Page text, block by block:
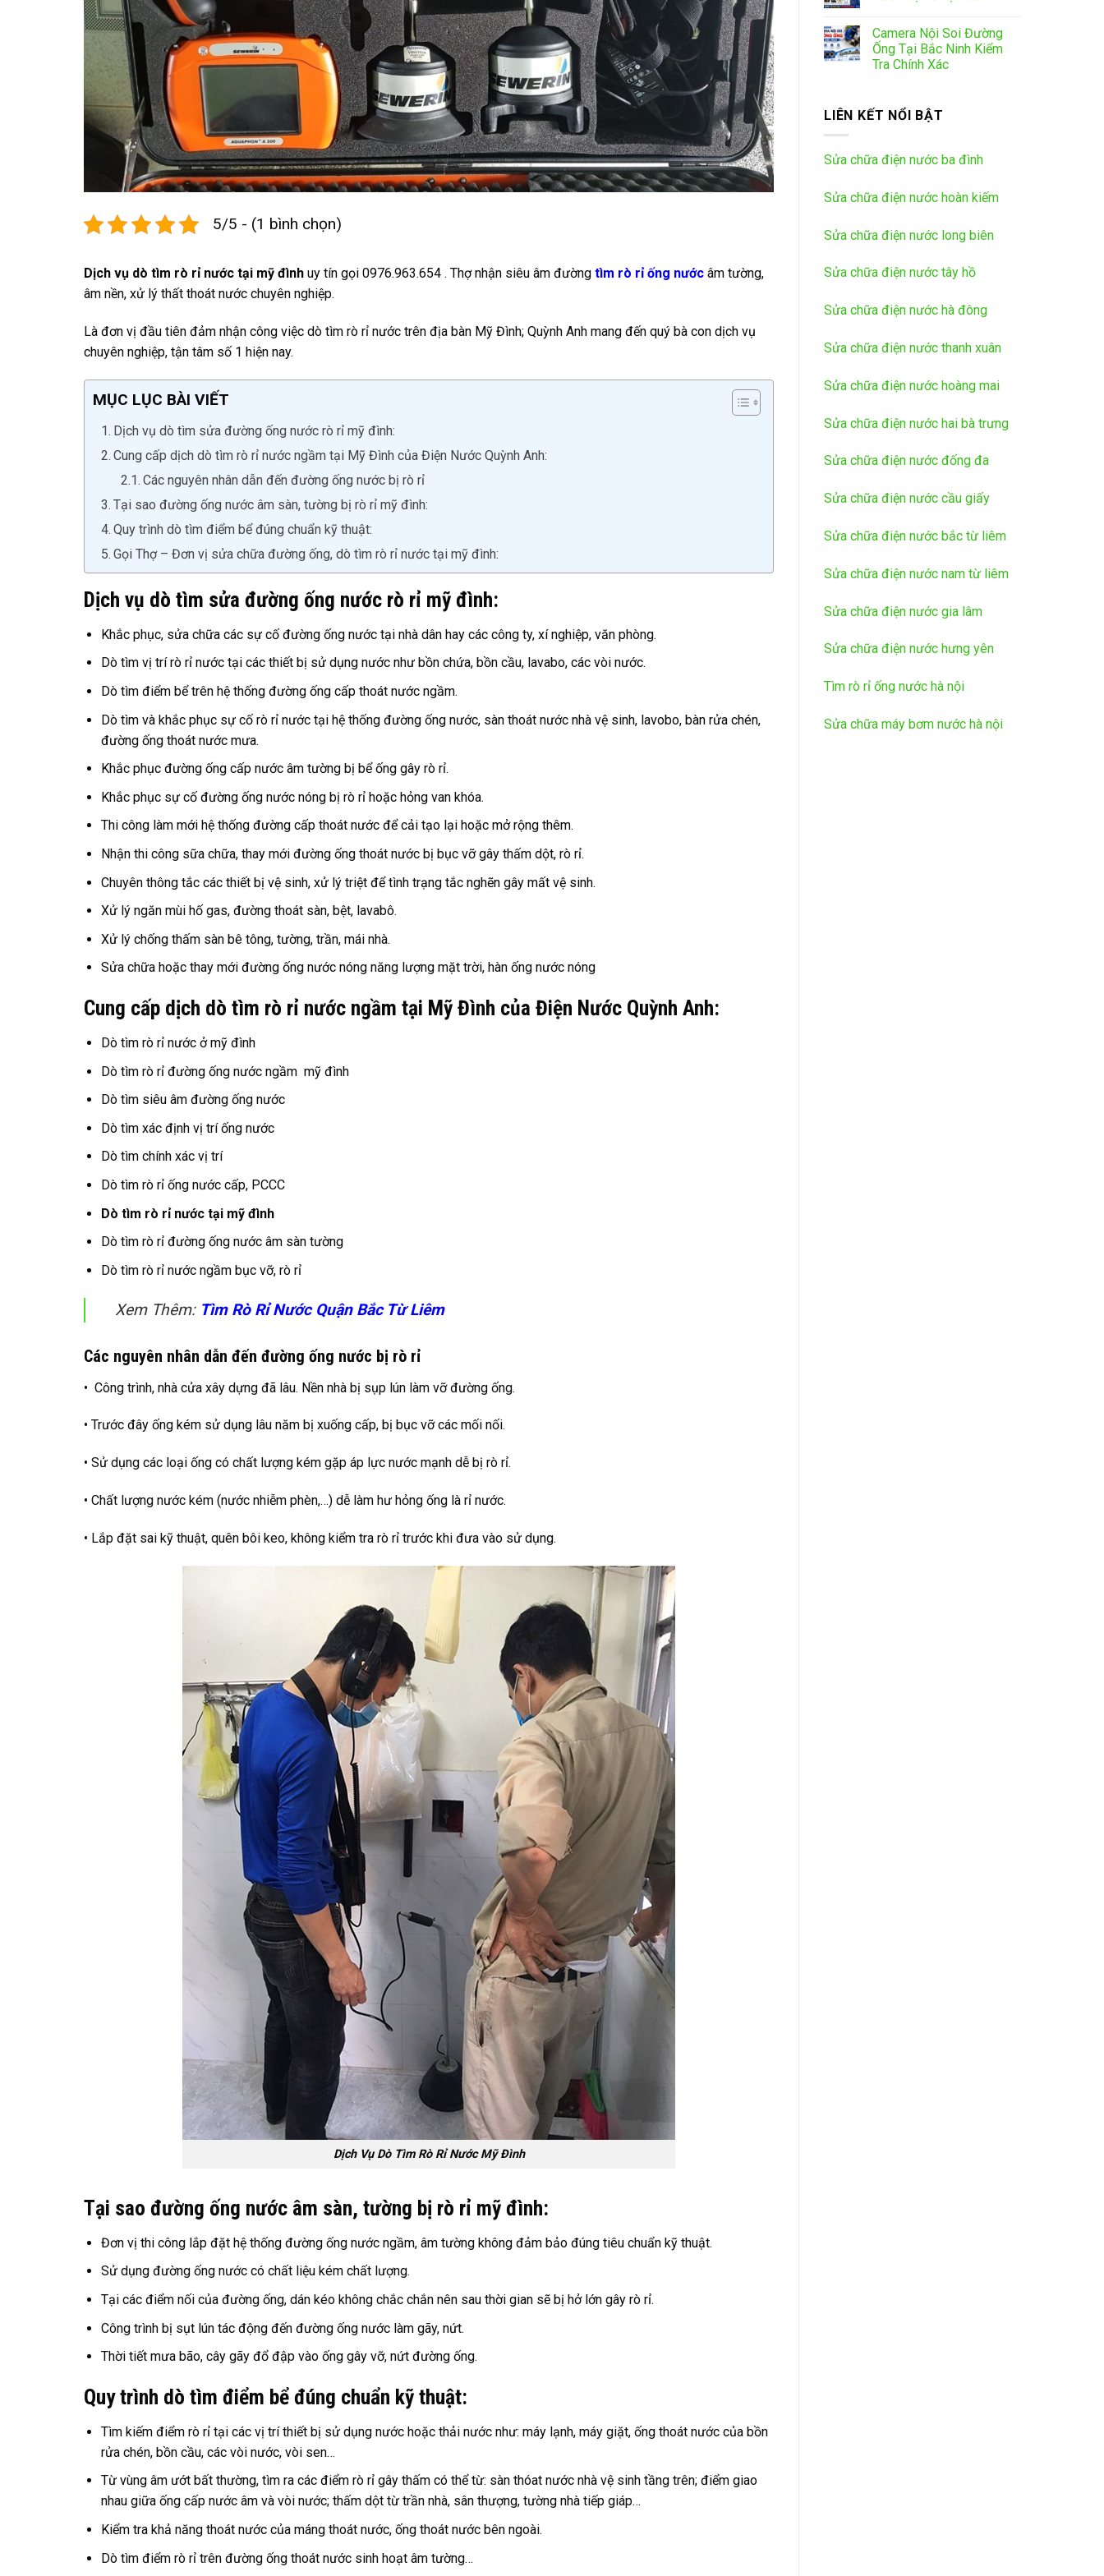
5/5 - (1 bình chọn)
Dịch vụ dò tìm rò rỉ nước tại mỹ đình uy tín gọi 0976.963.654 . Thợ nhận siêu âm đường tìm rò rỉ ống nước âm tường,
âm nền, xử lý thất thoát nước chuyên nghiệp.
Là đơn vị đầu tiên đảm nhận công việc dò tìm rò rỉ nước trên địa bàn Mỹ Đình; Quỳnh Anh mang đến quý bà con dịch vụ
chuyên nghiệp, tận tâm số 1 hiện nay.
MỤC LỤC BÀI VIẾT
Dịch vụ dò tìm sửa đường ống nước rò rỉ mỹ đình:
Cung cấp dịch dò tìm rò rỉ nước ngầm tại Mỹ Đình của Điện Nước Quỳnh Anh:
Các nguyên nhân dẫn đến đường ống nước bị rò rỉ
Tại sao đường ống nước âm sàn, tường bị rò rỉ mỹ đình:
Quy trình dò tìm điểm bể đúng chuẩn kỹ thuật:
Gọi Thợ – Đơn vị sửa chữa đường ống, dò tìm rò rỉ nước tại mỹ đình:
Dịch vụ dò tìm sửa đường ống nước rò rỉ mỹ đình:
Khắc phục, sửa chữa các sự cố đường ống nước tại nhà dân hay các công ty, xí nghiệp, văn phòng.
Dò tìm vị trí rò rỉ nước tại các thiết bị sử dụng nước như bồn chứa, bồn cầu, lavabo, các vòi nước.
Dò tìm điểm bể trên hệ thống đường ống cấp thoát nước ngầm.
Dò tìm và khắc phục sự cố rò rỉ nước tại hệ thống đường ống nước, sàn thoát nước nhà vệ sinh, lavobo, bàn rửa chén,
đường ống thoát nước mưa.
Khắc phục đường ống cấp nước âm tường bị bể ống gây rò rỉ.
Khắc phục sự cố đường ống nước nóng bị rò rỉ hoặc hỏng van khóa.
Thi công làm mới hệ thống đường cấp thoát nước để cải tạo lại hoặc mở rộng thêm.
Nhận thi công sữa chữa, thay mới đường ống thoát nước bị bục vỡ gây thấm dột, rò rỉ.
Chuyên thông tắc các thiết bị vệ sinh, xử lý triệt để tình trạng tắc nghẽn gây mất vệ sinh.
Xử lý ngăn mùi hố gas, đường thoát sàn, bệt, lavabô.
Xử lý chống thấm sàn bê tông, tường, trần, mái nhà.
Sửa chữa hoặc thay mới đường ống nước nóng năng lượng mặt trời, hàn ống nước nóng
Cung cấp dịch dò tìm rò rỉ nước ngầm tại Mỹ Đình của Điện Nước Quỳnh Anh:
Dò tìm rò rỉ nước ở mỹ đình
Dò tìm rò rỉ đường ống nước ngầm mỹ đình
Dò tìm siêu âm đường ống nước
Dò tìm xác định vị trí ống nước
Dò tìm chính xác vị trí
Dò tìm rò rỉ ống nước cấp, PCCC
Dò tìm rò rỉ nước tại mỹ đình
Dò tìm rò rỉ đường ống nước âm sàn tường
Dò tìm rò rỉ nước ngầm bục vỡ, rò rỉ
Xem Thêm: Tìm Rò Rỉ Nước Quận Bắc Từ Liêm
Các nguyên nhân dẫn đến đường ống nước bị rò rỉ
• Công trình, nhà cửa xây dựng đã lâu. Nền nhà bị sụp lún làm vỡ đường ống.
• Trước đây ống kém sử dụng lâu năm bị xuống cấp, bị bục vỡ các mối nối.
• Sử dụng các loại ống có chất lượng kém gặp áp lực nước mạnh dễ bị rò rỉ.
• Chất lượng nước kém (nước nhiễm phèn,…) dễ làm hư hỏng ống là rỉ nước.
• Lắp đặt sai kỹ thuật, quên bôi keo, không kiểm tra rò rỉ trước khi đưa vào sử dụng.
Dịch Vụ Dò Tìm Rò Rỉ Nước Mỹ Đình
Tại sao đường ống nước âm sàn, tường bị rò rỉ mỹ đình:
Đơn vị thi công lắp đặt hệ thống đường ống nước ngầm, âm tường không đảm bảo đúng tiêu chuẩn kỹ thuật.
Sử dụng đường ống nước có chất liệu kém chất lượng.
Tại các điểm nối của đường ống, dán kéo không chắc chắn nên sau thời gian sẽ bị hở lớn gây rò rỉ.
Công trình bị sụt lún tác động đến đường ống nước làm gãy, nứt.
Thời tiết mưa bão, cây gãy đổ đập vào ống gây vỡ, nứt đường ống.
Quy trình dò tìm điểm bể đúng chuẩn kỹ thuật:
Tìm kiếm điểm rò rỉ tại các vị trí thiết bị sử dụng nước hoặc thải nước như: máy lạnh, máy giặt, ống thoát nước của bồn
rửa chén, bồn cầu, các vòi nước, vòi sen…
Từ vùng âm ướt bất thường, tìm ra các điểm rò rỉ gây thấm có thể từ: sàn thóat nước nhà vệ sinh tầng trên; điểm giao
nhau giữa ống cấp nước âm và vòi nước; thấm dột từ trần nhà, sân thượng, tường nhà tiếp giáp…
Kiểm tra khả năng thoát nước của máng thoát nước, ống thoát nước bên ngoài.
Dò tìm điểm rò rỉ trên đường ống thoát nước sinh hoạt âm tường…
Camera Nội Soi Đường
Ống Tại Bắc Ninh Kiểm
Tra Chính Xác
LIÊN KẾT NỔI BẬT
Sửa chữa điện nước ba đình
Sửa chữa điện nước hoàn kiếm
Sửa chữa điện nước long biên
Sửa chữa điện nước tây hồ
Sửa chữa điện nước hà đông
Sửa chữa điện nước thanh xuân
Sửa chữa điện nước hoàng mai
Sửa chữa điện nước hai bà trưng
Sửa chữa điện nước đống đa
Sửa chữa điện nước cầu giấy
Sửa chữa điện nước bắc từ liêm
Sửa chữa điện nước nam từ liêm
Sửa chữa điện nước gia lâm
Sửa chữa điện nước hưng yên
Tìm rò rỉ ống nước hà nội
Sửa chữa máy bơm nước hà nội